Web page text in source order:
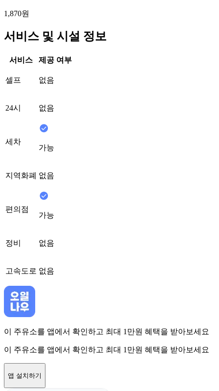
1,870원
서비스 및 시설 정보
서비스 제공 여부
셀프 없음
24시 없음
세차
가능
지역화폐 없음
편의점
가능
정비 없음
고속도로 없음
이 주유소를 앱에서 확인하고 최대 1만원 혜택을 받아보세요
이 주유소를 앱에서 확인하고 최대 1만원 혜택을 받아보세요
앱 설치하기